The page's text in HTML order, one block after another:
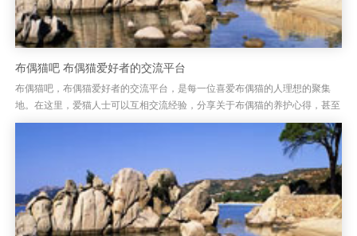
布偶猫吧 布偶猫爱好者的交流平台
布偶猫吧，布偶猫爱好者的交流平台，是每一位喜爱布偶猫的人理想的聚集
地。在这里，爱猫人士可以互相交流经验，分享关于布偶猫的养护心得，甚至
是讨论布偶猫的日常趣事。布偶猫因其温顺、亲人的性格以及那一身柔软的...